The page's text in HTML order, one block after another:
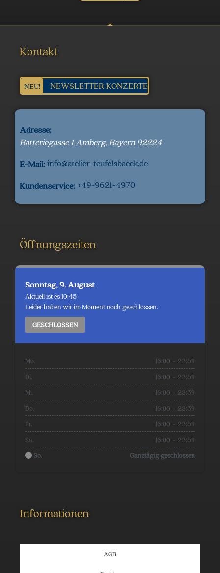
Kontakt
NEWSLETTER KONZERTE
NEU!
Adresse:
Batteriegasse 1 Amberg, Bayern 92224
E-Mail:info@atelier-teufelsbaeck.de
Kundenservice: +49-9621-4970
Öffnungszeiten
Sonntag, 9. August
Aktuell ist es 10:45
Leider haben wir im Moment noch geschlossen.
GESCHLOSSEN
Mo. 16:00 - 23:59
Di.
16:00 - 23:59
Mi.
16:00 - 23:59
Do.
16:00 - 23:59
Fr.
16:00 - 23:59
Sa.
16:00 - 23:59
So.
Ganztägig geschlossen
Informationen
AGB